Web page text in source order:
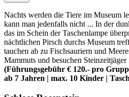
Nachts werden die Tiere im Museum
kann man jedenfalls nicht ... In der
das im Schein der Taschenlampe
nächtlichen Pirsch durchs Museum
tauchen ab zu Fischsauriern und
Mammuts und besuchen
(Führungsgebühr € 120.- pro
ab 7 Jahren | max. 10 Kinder |